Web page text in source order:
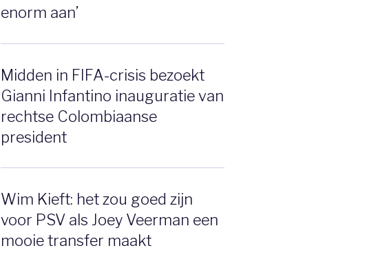
enorm aan’
Midden in FIFA-crisis bezoekt
Gianni Infantino inauguratie van
rechtse Colombiaanse
president
Wim Kieft: het zou goed zijn
voor PSV als Joey Veerman een
mooie transfer maakt